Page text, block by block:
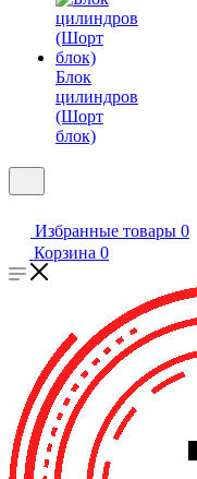
Блок
цилиндров
(Шорт
блок)
Избранные товары 0
Корзина 0